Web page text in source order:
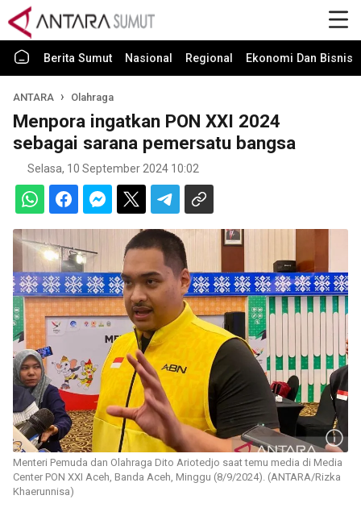
Berita Sumut Nasional Regional Ekonomi Dan Bisnis
ANTARA Olahraga
Menpora ingatkan PON XXI 2024
sebagai sarana pemersatu bangsa
Selasa, 10 September 2024 10:02
Menteri Pemuda dan Olahraga Dito Ariotedjo saat temu media di Media
Center PON XXI Aceh, Banda Aceh, Minggu (8/9/2024). (ANTARA/Rizka
Khaerunnisa)